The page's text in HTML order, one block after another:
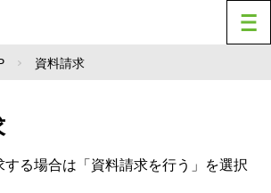
資料請求
する場合は「資料請求を行う」を選択